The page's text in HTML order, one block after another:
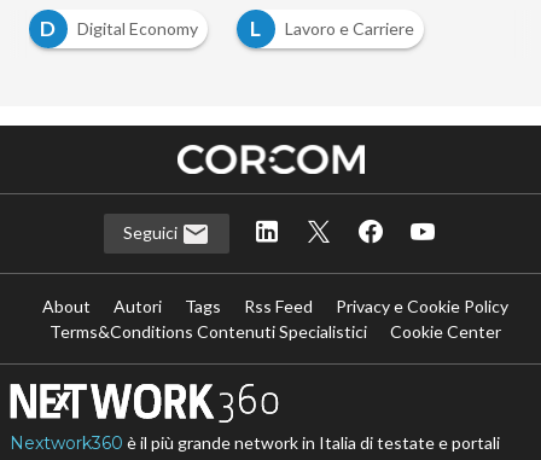
D
Digital Economy L Lavoro e Carriere
Seguici
About Autori Tags Rss Feed
Privacy e Cookie Policy
Terms&Conditions Contenuti Specialistici
Cookie Center
Nextwork360 è il più grande network in Italia di testate e portali